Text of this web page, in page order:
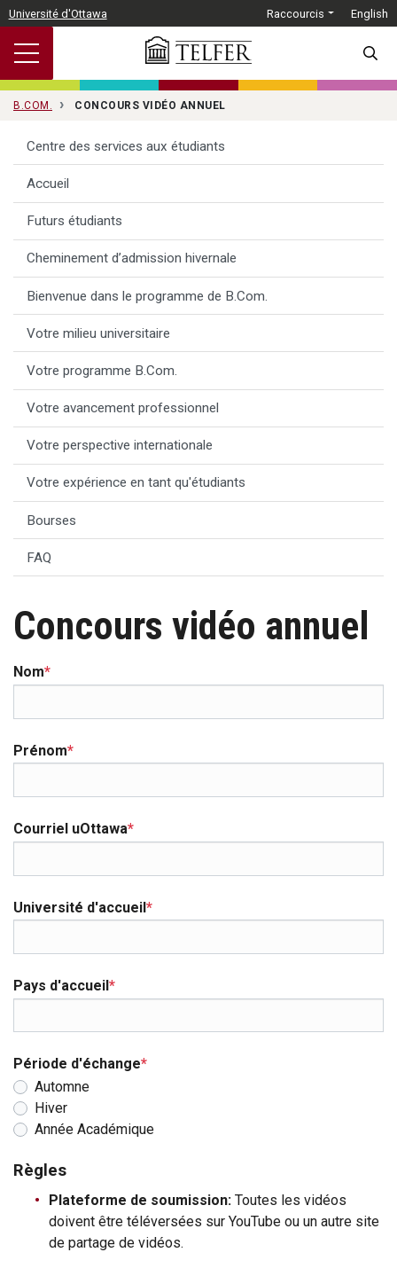
Passer au contenu principal
Université d'Ottawa Raccourcis English
B.COM. CONCOURS VIDÉO ANNUEL
Centre des services aux étudiants
Accueil
Futurs étudiants
Cheminement d’admission hivernale
Bienvenue dans le programme de B.Com.
Votre milieu universitaire
Votre programme B.Com.
Votre avancement professionnel
Votre perspective internationale
Votre expérience en tant qu'étudiants
Bourses
FAQ
Concours vidéo annuel
Nom*
Prénom*
Courriel uOttawa*
Université d'accueil*
Pays d'accueil*
Période d'échange*
Automne
Hiver
Année Académique
Règles
Plateforme de soumission: Toutes les vidéos
doivent être téléversées sur YouTube ou un autre site
de partage de vidéos.